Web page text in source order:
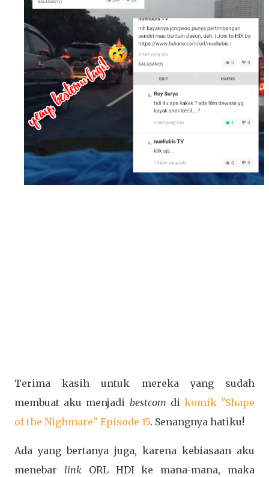
Terima kasih untuk mereka yang sudah
membuat aku menjadi bestcom di komik "Shape
of the Nighmare" Episode 15. Senangnya hatiku!
Ada yang bertanya juga, karena kebiasaan aku
menebar linkORL HDI ke mana-mana, maka